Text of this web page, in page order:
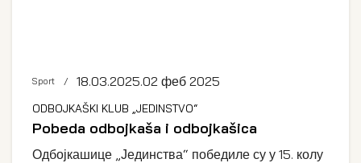
Sport 18.03.2025.02 феб 2025
ODBOJKAŠKI KLUB „JEDINSTVO“
Pobeda odbojkaša i odbojkašica
Одбојкашице „Јединства“ победиле су у 15. колу